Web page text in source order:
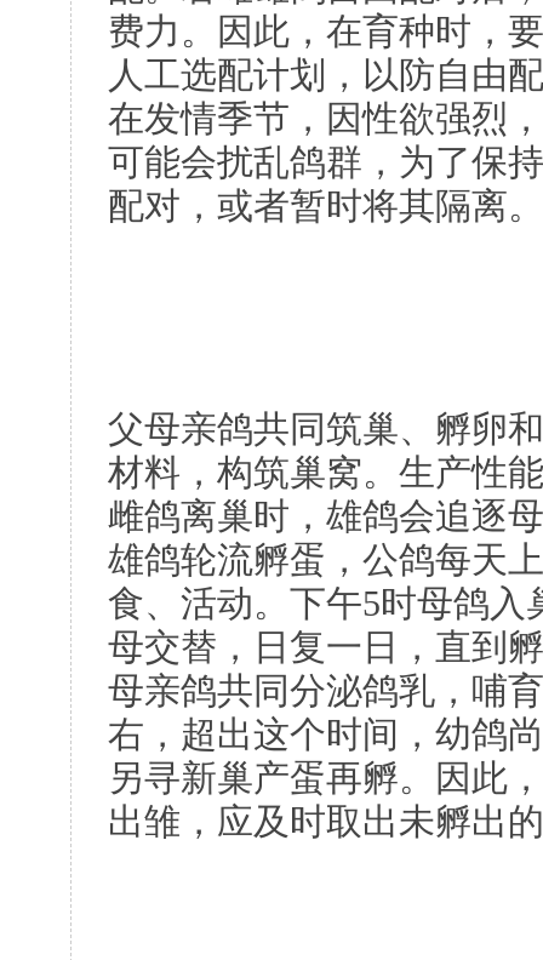
费力。因此，在育种时，
人工选配计划，以防自由
在发情季节，因性欲强烈
可能会扰乱鸽群，为了保
配对，或者暂时将其隔离
父母亲鸽共同筑巢、孵卵
材料，构筑巢窝。生产性
雌鸽离巢时，雄鸽会追逐
雄鸽轮流孵蛋，公鸽每天
食、活动。下午5时母鸽
母交替，日复一日，直到
母亲鸽共同分泌鸽乳，哺
右，超出这个时间，幼鸽
另寻新巢产蛋再孵。因此
出雏，应及时取出未孵出